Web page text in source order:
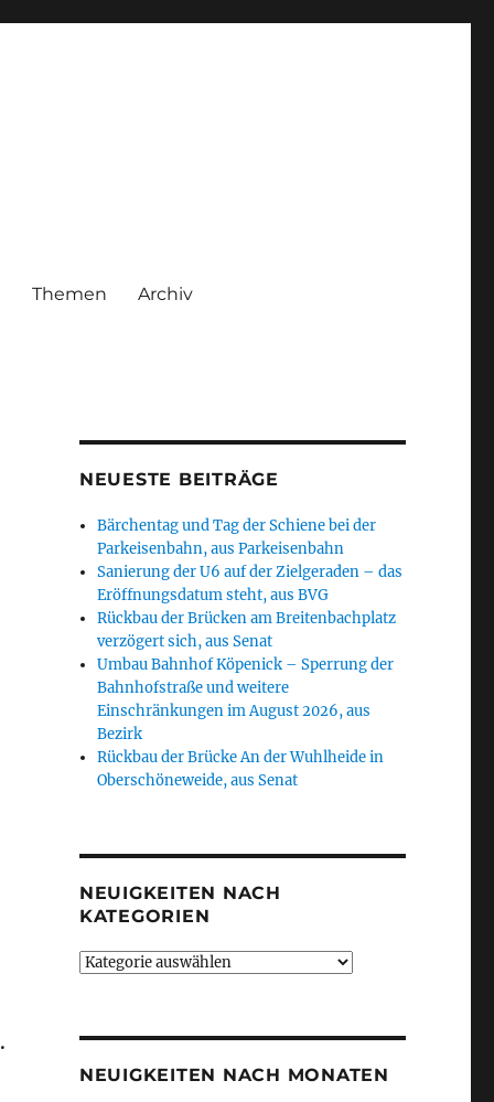
Themen Archiv
NEUESTE BEITRÄGE
Bärchentag und Tag der Schiene bei der
Parkeisenbahn, aus Parkeisenbahn
Sanierung der U6 auf der Zielgeraden – das
Eröffnungsdatum steht, aus BVG
Rückbau der Brücken am Breitenbachplatz
verzögert sich, aus Senat
Umbau Bahnhof Köpenick – Sperrung der
Bahnhofstraße und weitere
Einschränkungen im August 2026, aus
Bezirk
Rückbau der Brücke An der Wuhlheide in
Oberschöneweide, aus Senat
NEUIGKEITEN NACH
KATEGORIEN
Neuigkeiten
NEUIGKEITEN NACH MONATEN